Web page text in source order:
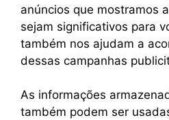
anúncios que mostramos
sejam significativos para
também nos ajudam a
dessas campanhas
As informações
também podem ser